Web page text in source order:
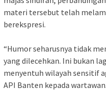
materi tersebut telah
berekspresi.
‎“Humor seharusnya tidak
yang dilecehkan. Ini bukan
menyentuh wilayah sensitif
API Banten kepada wartawan.